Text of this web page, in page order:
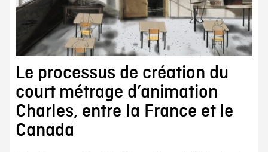
Le processus de création du
court métrage d’animation
Charles, entre la France et le
Canada